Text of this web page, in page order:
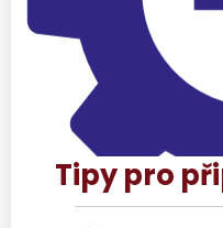
Tipy pro